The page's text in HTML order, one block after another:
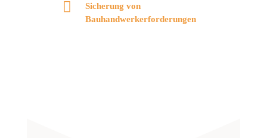
Sicherung von
Bauhandwerkerforderungen